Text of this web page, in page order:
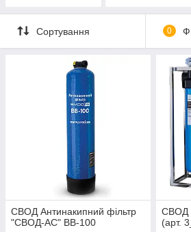
Сортування 0
СВОД Антинакипний фільтр
"СВОД-АС" BB-100
СВОД
(арт.